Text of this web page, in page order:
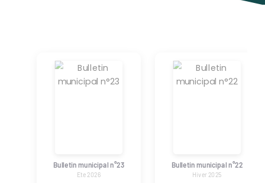
Bulletin municipal n°23
Ete 2026
Bulletin municipal n°22
Hiver 2025